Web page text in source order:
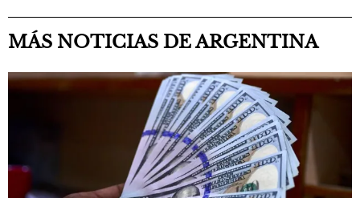
MÁS NOTICIAS DE ARGENTINA